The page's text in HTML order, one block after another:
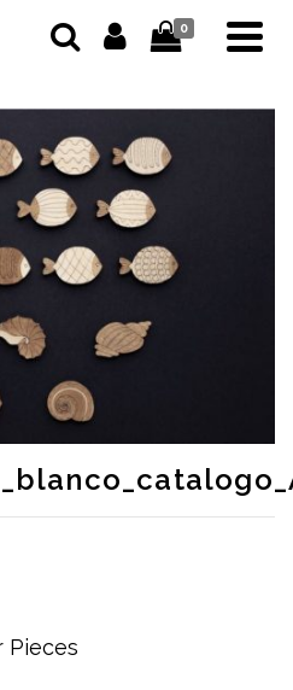
0
Pieces